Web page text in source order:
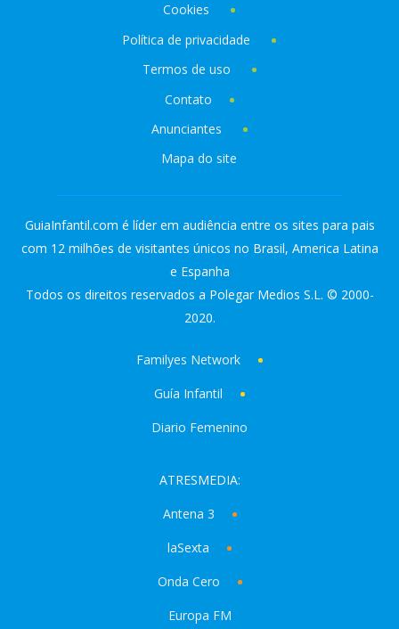
Cookies
Política de privacidade
Termos de uso
Contato
Anunciantes
Mapa do site
GuiaInfantil.com é líder em audiência entre os sites para pais
com 12 milhões de visitantes únicos no Brasil, America Latina
e Espanha
Todos os direitos reservados a Polegar Medios S.L. © 2000-
2020.
Familyes Network
Guía Infantil
Diario Femenino
ATRESMEDIA:
Antena 3
laSexta
Onda Cero
Europa FM